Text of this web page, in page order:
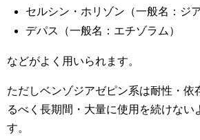
セルシン・ホリゾン（一般名：ジ
デパス（一般名：エチゾラム）
などがよく用いられます。
ただしベンゾジアゼピン系は耐性・依
るべく長期間・大量に使用を続けない
す。